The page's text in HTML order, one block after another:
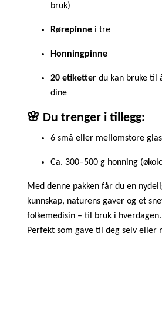
bruk)
Rørepinne i tre
Honningpinne
20 etiketter du kan bruke til
dine
🌸 Du trenger i tillegg:
6 små eller mellomstore
Ca. 300–500 g honning
Med denne pakken får du en
kunnskap, naturens gaver og et
folkemedisin – til bruk i hverdagen.
Perfekt som gave til deg selv eller